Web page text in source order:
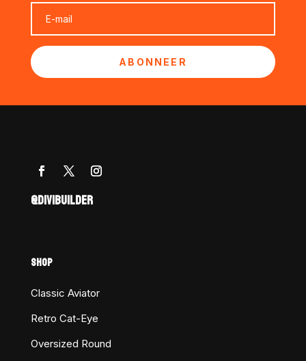
ABONNEER
@DIVIBUILDER
SHOP
Classic Aviator
Retro Cat-Eye
Oversized Round